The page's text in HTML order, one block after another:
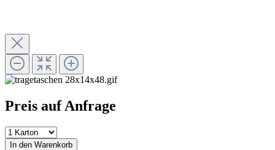
Preis auf Anfrage
In den Warenkorb